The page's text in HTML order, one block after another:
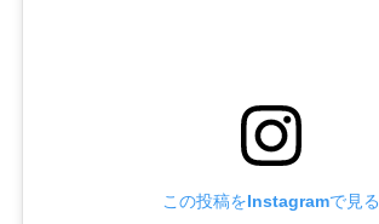
この投稿をInstagramで見る